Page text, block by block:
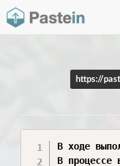
https://
В ходе
В процессе